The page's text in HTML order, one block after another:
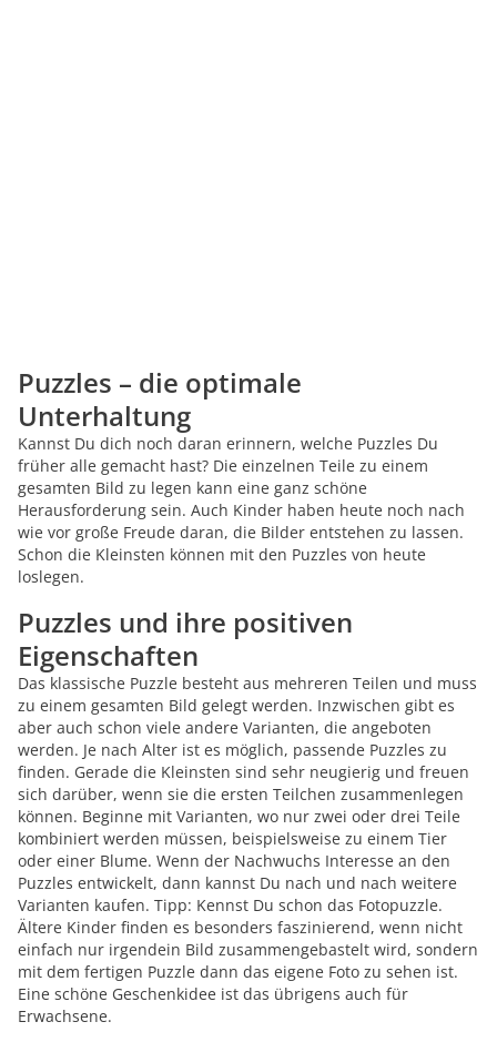
Puzzles – die optimale
Unterhaltung
Kannst Du dich noch daran erinnern, welche Puzzles Du
früher alle gemacht hast? Die einzelnen Teile zu einem
gesamten Bild zu legen kann eine ganz schöne
Herausforderung sein. Auch Kinder haben heute noch nach
wie vor große Freude daran, die Bilder entstehen zu lassen.
Schon die Kleinsten können mit den Puzzles von heute
loslegen.
Puzzles und ihre positiven
Eigenschaften
Das klassische Puzzle besteht aus mehreren Teilen und muss
zu einem gesamten Bild gelegt werden. Inzwischen gibt es
aber auch schon viele andere Varianten, die angeboten
werden. Je nach Alter ist es möglich, passende Puzzles zu
finden. Gerade die Kleinsten sind sehr neugierig und freuen
sich darüber, wenn sie die ersten Teilchen zusammenlegen
können. Beginne mit Varianten, wo nur zwei oder drei Teile
kombiniert werden müssen, beispielsweise zu einem Tier
oder einer Blume. Wenn der Nachwuchs Interesse an den
Puzzles entwickelt, dann kannst Du nach und nach weitere
Varianten kaufen. Tipp: Kennst Du schon das Fotopuzzle.
Ältere Kinder finden es besonders faszinierend, wenn nicht
einfach nur irgendein Bild zusammengebastelt wird, sondern
mit dem fertigen Puzzle dann das eigene Foto zu sehen ist.
Eine schöne Geschenkidee ist das übrigens auch für
Erwachsene.